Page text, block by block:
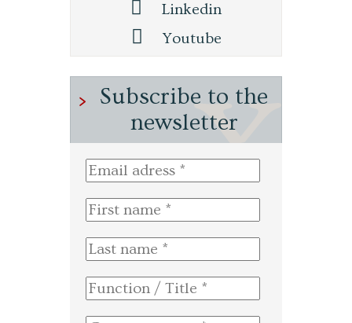
Linkedin
Youtube
Subscribe to the
newsletter